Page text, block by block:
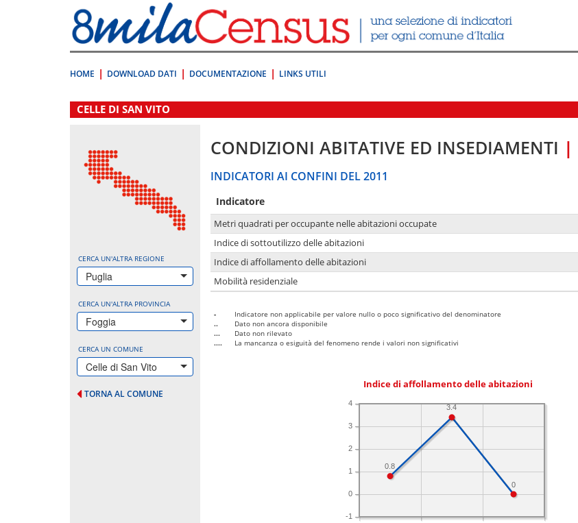
direttamente
a:
Contenuto
HOME DOWNLOAD DATI DOCUMENTAZIONE LINKS UTILI
.
CELLE DI SAN VITO
CERCA UN'ALTRA REGIONE
Puglia
CERCA UN'ALTRA PROVINCIA
Foggia
CERCA UN COMUNE
Celle di San Vito
TORNA AL COMUNE
CONDIZIONI ABITATIVE ED INSEDIAMENTI |
INDICATORI AI CONFINI DEL 2011
Indicatore
Metri quadrati per occupante nelle abitazioni occupate
Indice di sottoutilizzo delle abitazioni
Indice di affollamento delle abitazioni
Mobilità residenziale
-
Indicatore non applicabile per valore nullo o poco significativo del denominatore
..
Dato non ancora disponibile
...
Dato non rilevato
....
La mancanza o esiguità del fenomeno rende i valori non significativi
Indice di affollamento delle abitazioni
-1
0
1
2
3
4
0
3.4
0.8